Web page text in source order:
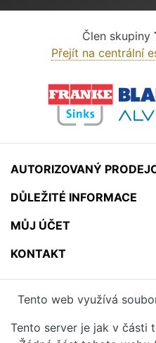
Člen skupiny
Přejít na centrální
AUTORIZOVANÝ
DŮLEŽITÉ INFORMACE
MŮJ ÚČET
KONTAKT
Tento web využívá
Tento server je jak v části